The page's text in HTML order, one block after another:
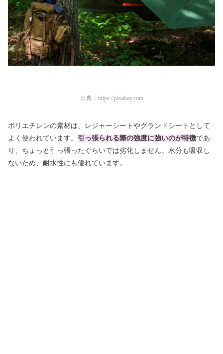
出典： https://pixabay.com
ポリエチレンの素材は、レジャーシートやグランドシートとして
よく使われています。 引っ張られる際の強度に強いのが特徴であ
り、ちょっと引っ張ったぐらいでは劣化しません。水分も吸収し
ないため、耐水性にも優れています。